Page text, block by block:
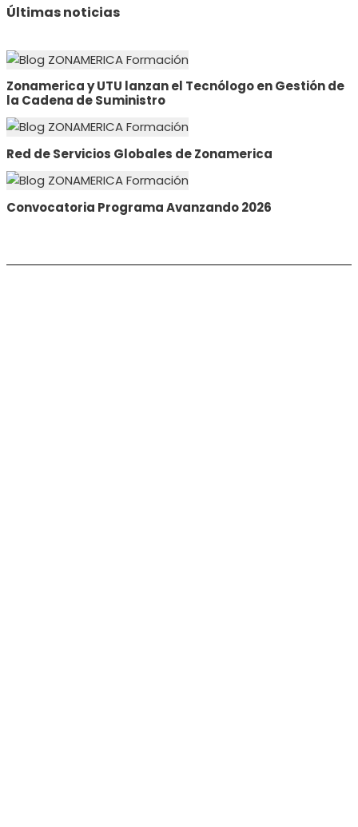
Últimas noticias
Zonamerica y UTU lanzan el Tecnólogo en Gestión de
la Cadena de Suministro
Red de Servicios Globales de Zonamerica
Convocatoria Programa Avanzando 2026